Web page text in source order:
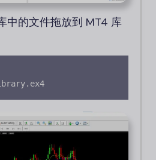
中的文件拖放到 MT4 库